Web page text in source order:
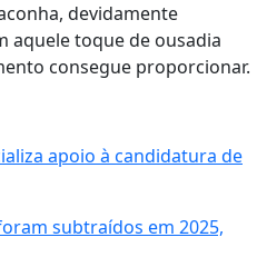
devidamente
aquele toque de ousadia
consegue proporcionar.
apoio à candidatura de
subtraídos em 2025,